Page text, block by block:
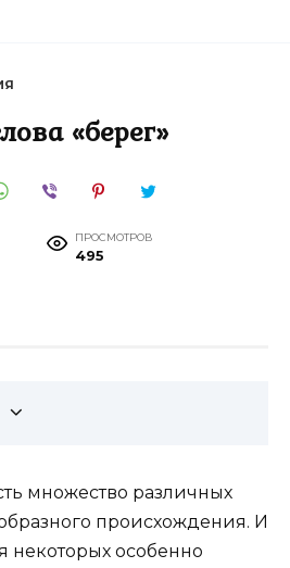
«берег»
ПРОСМОТРОВ
495
множество различных
происхождения. И
некоторых особенно